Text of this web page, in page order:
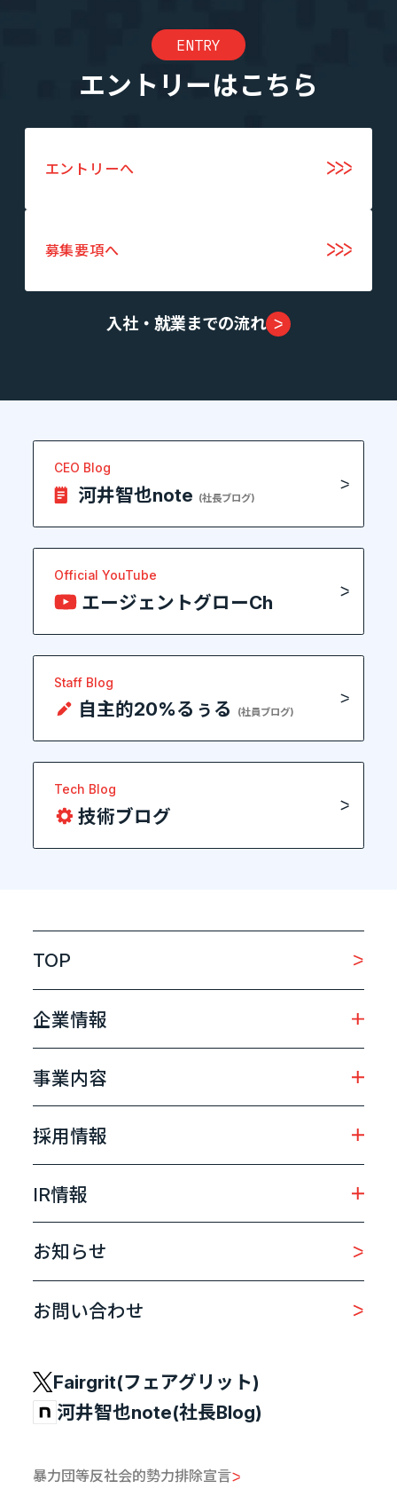
ENTRY
エントリーはこちら
エントリーへ
募集要項へ
入社・就業までの流れ
CEO Blog
河井智也note (社長ブログ)
Official YouTube
エージェントグローCh
Staff Blog
自主的20%るぅる (社員ブログ)
Tech Blog
技術ブログ
TOP
企業情報
事業内容
採用情報
IR情報
お知らせ
お問い合わせ
Fairgrit(フェアグリット)
河井智也note(社長Blog)
暴力団等反社会的勢力排除宣言